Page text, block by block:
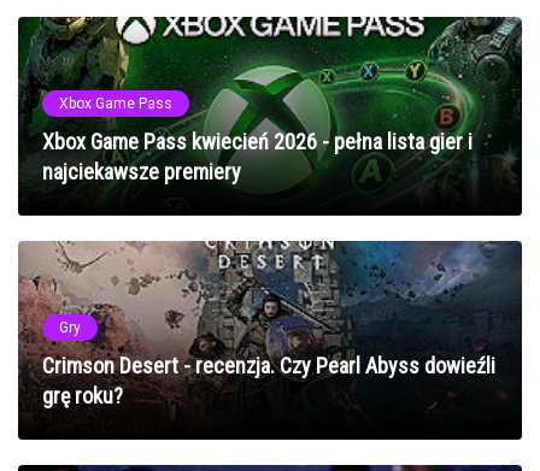
Xbox Game Pass
Xbox Game Pass kwiecień 2026 - pełna lista gier i
najciekawsze premiery
Gry
Crimson Desert - recenzja. Czy Pearl Abyss dowieźli
grę roku?